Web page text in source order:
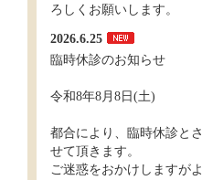
ろしくお願いします。
2026.6.25
臨時休診のお知らせ
令和8年8月8日(土)
都合により、臨時休診とさ
せて頂きます。
ご迷惑をおかけしますがよ